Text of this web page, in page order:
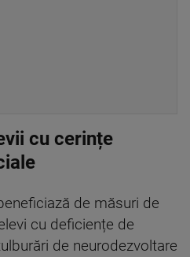
cu cerințe
de măsuri de
cu deficiențe de
de neurodezvoltare